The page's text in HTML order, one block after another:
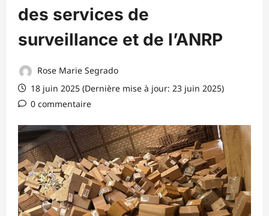
des services de
surveillance et de l’ANRP
Rose Marie Segrado
18 juin 2025 (Dernière mise à jour: 23 juin 2025)
0 commentaire